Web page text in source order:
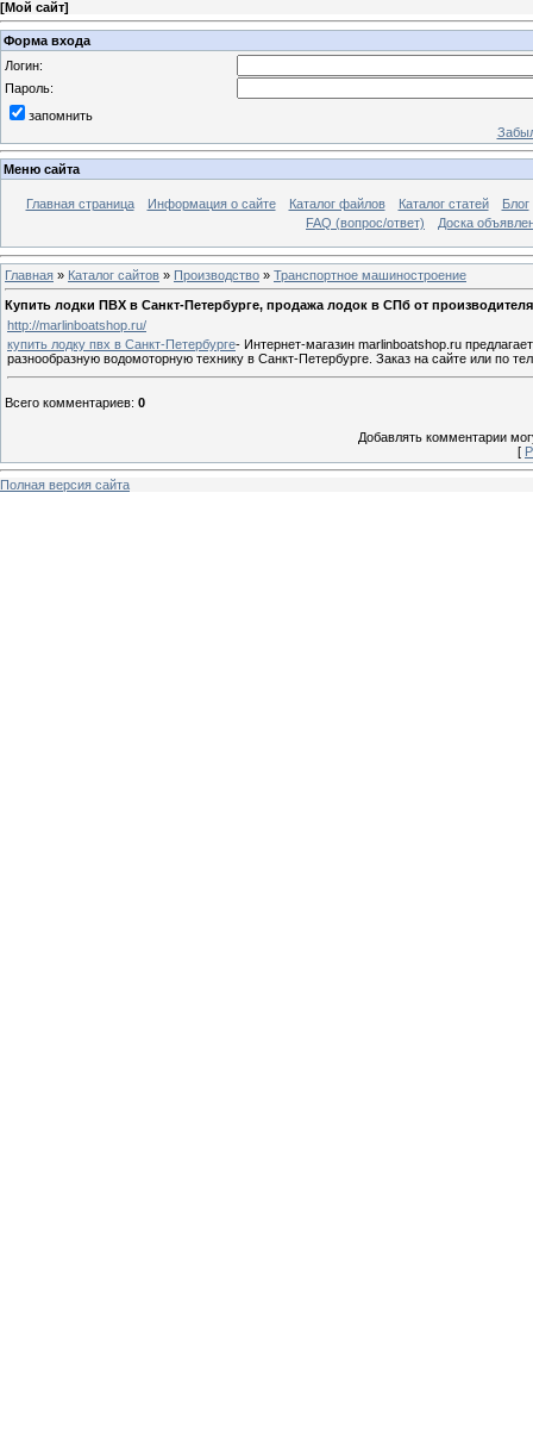
[Мой сайт]
Форма входа
Логин:
Пароль:
запомнить
Меню сайта
Главная страница Информация о сайте Каталог файлов Каталог статей
Блог
FAQ (вопрос/ответ)
Доска
Главная » Каталог сайтов » Производство » Транспортное машиностроение
Купить лодки ПВХ в Санкт-Петербурге, продажа лодок в СПб от
http://marlinboatshop.ru/
купить лодку пвх в Санкт-Петербурге- Интернет-магазин marlinboatshop.ru
разнообразную водомоторную технику в Санкт-Петербурге. Заказ на сайте или по
Всего комментариев: 0
Добавлять комментарии
[
Полная версия сайта